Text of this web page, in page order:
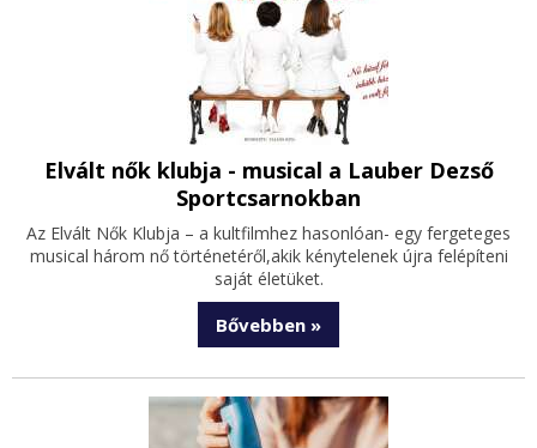
Elvált nők klubja - musical a Lauber Dezső
Sportcsarnokban
Az Elvált Nők Klubja – a kultfilmhez hasonlóan- egy fergeteges
musical három nő történetéről,akik kénytelenek újra felépíteni
saját életüket.
Bővebben »